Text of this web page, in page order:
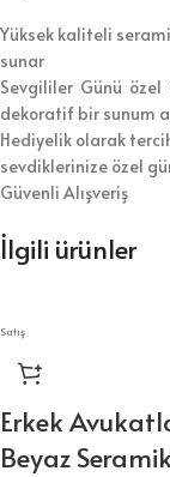
Yüksek kaliteli
sunar
Sevgililer Günü özel
dekoratif bir sunum
Hediyelik olarak
sevdiklerinize özel
Güvenli Alışveriş
İlgili ürünler
Satış
Erkek
Beyaz